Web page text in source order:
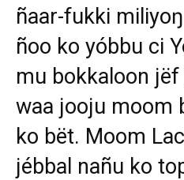
ñaar-fukki
ñoo ko yóbbu ci
mu bokkaloon jëf
waa jooju moom
ko bët. Moom
jébbal nañu ko